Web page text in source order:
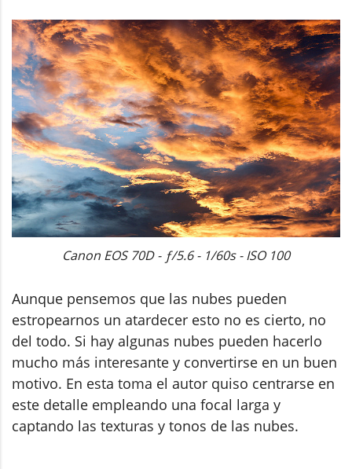
Canon EOS 70D - ƒ/5.6 - 1/60s - ISO 100
Aunque pensemos que las nubes pueden
estropearnos un atardecer esto no es cierto, no
del todo. Si hay algunas nubes pueden hacerlo
mucho más interesante y convertirse en un buen
motivo. En esta toma el autor quiso centrarse en
este detalle empleando una focal larga y
captando las texturas y tonos de las nubes.